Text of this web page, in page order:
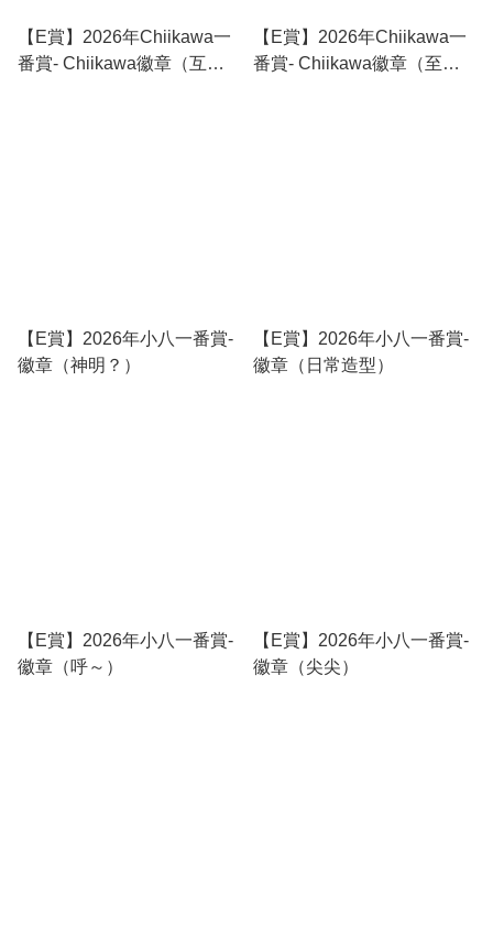
【E賞】2026年Chiikawa一
番賞- Chiikawa徽章（互換
【E賞】2026年Chiikawa一
番賞- Chiikawa徽章（至少
【E賞】2026年小八一番賞-
徽章（神明？）
【E賞】2026年小八一番賞-
徽章（日常造型）
【E賞】2026年小八一番賞-
徽章（呼～）
【E賞】2026年小八一番賞-
徽章（尖尖）